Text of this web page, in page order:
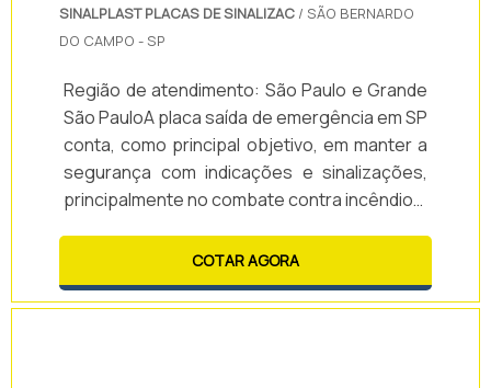
SINALPLAST PLACAS DE SINALIZAC / SÃO BERNARDO
DO CAMPO - SP
Região de atendimento: São Paulo e Grande
São PauloA placa saída de emergência em SP
conta, como principal objetivo, em manter a
segurança com indicações e sinalizações,
principalmente no combate contra incêndios.
requerimento da vistoria AVBC do corpo de
bombeiros. Dessa forma, é necessário
possuir as indicações de maneira correta
COTAR AGORA